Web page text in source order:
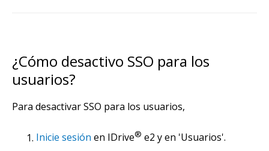
¿Cómo desactivo SSO para los
usuarios?
Para desactivar SSO para los usuarios,
Inicie sesión en IDrive® e2 y en 'Usuarios'.